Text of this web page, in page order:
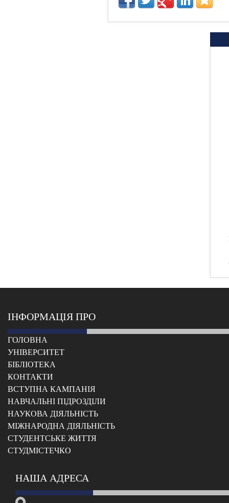
ІНФОРМАЦІЯ ПРО
ГОЛОВНА
УНІВЕРСИТЕТ
БІБЛІОТЕКА
КОНТАКТИ
ВСТУПНА КАМПАНІЯ
НАВЧАЛЬНІ ПІДРОЗДІЛИ
НАУКОВА ДІЯЛЬНІСТЬ
МІЖНАРОДНА ДІЯЛЬНІСТЬ
CТУДЕНТСЬКЕ ЖИТТЯ
CТУДМІСТЕЧКО
НАША АДРЕСА